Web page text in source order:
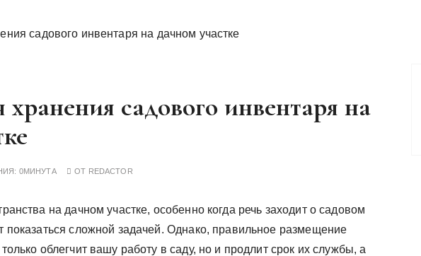
садового инвентаря на дачном участке
садового инвентаря на
0МИНУТА ОТ REDACTOR
на дачном участке, особенно когда речь заходит о садовом
показаться сложной задачей. Однако, правильное размещение
облегчит вашу работу в саду, но и продлит срок их службы, а